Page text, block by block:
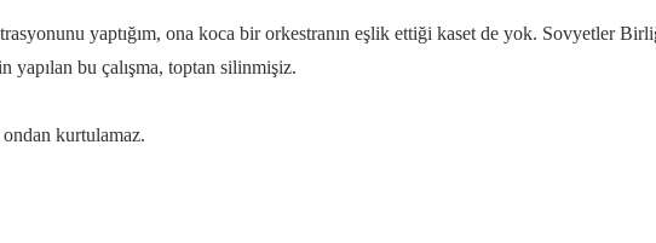
yaptığım, ona koca bir orkestranın eşlik ettiği kaset de yok. Sovyetler
bu çalışma, toptan silinmişiz.
kurtulamaz.